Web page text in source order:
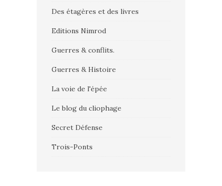
Des étagères et des livres
Editions Nimrod
Guerres & conflits.
Guerres & Histoire
La voie de l'épée
Le blog du cliophage
Secret Défense
Trois-Ponts